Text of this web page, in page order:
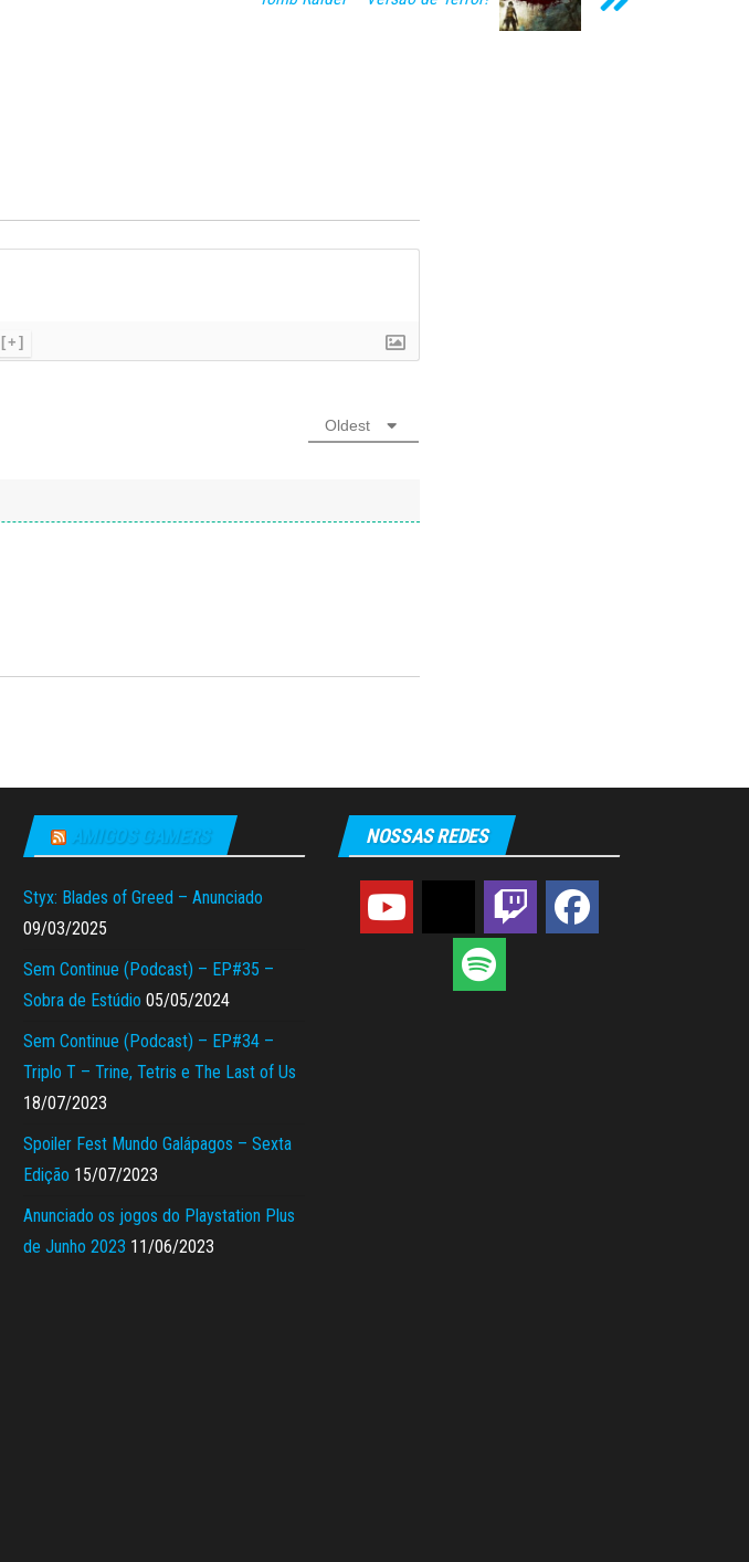
[+]
Oldest
AMIGOS GAMERS
Styx: Blades of Greed – Anunciado
09/03/2025
Sem Continue (Podcast) – EP#35 –
Sobra de Estúdio 05/05/2024
Sem Continue (Podcast) – EP#34 –
Triplo T – Trine, Tetris e The Last of Us
18/07/2023
Spoiler Fest Mundo Galápagos – Sexta
Edição 15/07/2023
Anunciado os jogos do Playstation Plus
de Junho 2023 11/06/2023
NOSSAS REDES